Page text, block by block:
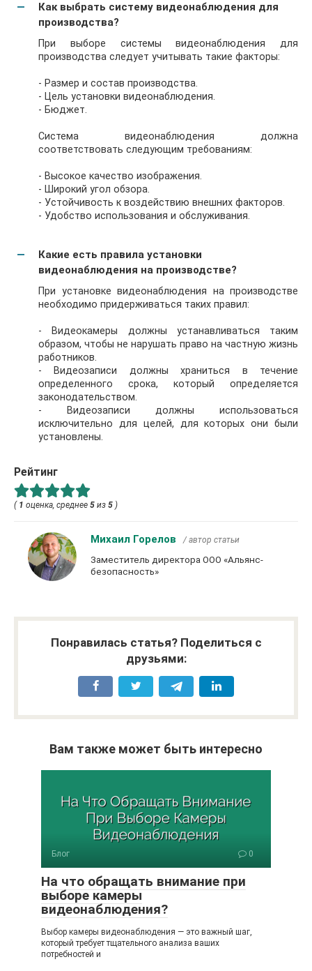
Как выбрать систему видеонаблюдения для
производства?
При выборе системы видеонаблюдения для
производства следует учитывать такие факторы:
- Размер и состав производства.
- Цель установки видеонаблюдения.
- Бюджет.
Система видеонаблюдения должна
соответствовать следующим требованиям:
- Высокое качество изображения.
- Широкий угол обзора.
- Устойчивость к воздействию внешних факторов.
- Удобство использования и обслуживания.
Какие есть правила установки
видеонаблюдения на производстве?
При установке видеонаблюдения на производстве
необходимо придерживаться таких правил:
- Видеокамеры должны устанавливаться таким
образом, чтобы не нарушать право на частную жизнь
работников.
- Видеозаписи должны храниться в течение
определенного срока, который определяется
законодательством.
- Видеозаписи должны использоваться
исключительно для целей, для которых они были
установлены.
Рейтинг
( 1 оценка, среднее 5 из 5 )
Михаил Горелов / автор статьи
Заместитель директора ООО «Альянс-
безопасность»
Понравилась статья? Поделиться с
друзьями:
Вам также может быть интересно
Блог 0
На что обращать внимание при
выборе камеры
видеонаблюдения?
Выбор камеры видеонаблюдения — это важный шаг,
который требует тщательного анализа ваших
потребностей и